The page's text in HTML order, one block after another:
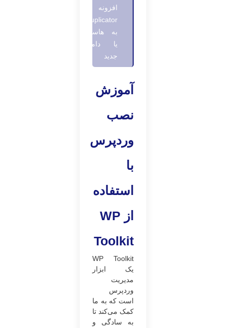
افزونه
Duplicator
به هاست
یا دامنه
جدید
آموزش
نصب
وردپرس
با
استفاده
از WP
Toolkit
WP Toolkit
یک ابزار
مدیریت
وردپرس
است که به ما
کمک می‌کند تا
به سادگی و